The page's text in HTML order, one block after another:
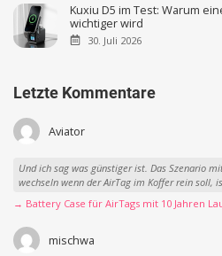
Kuxiu D5 im Test: Warum
wichtiger wird
30. Juli 2026
Letzte Kommentare
Aviator
Und ich sag was günstiger ist. Das Szenario
wechseln wenn der AirTag im Koffer rein soll,
→ Battery Case für AirTags mit 10 Jahren
mischwa